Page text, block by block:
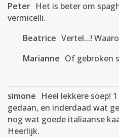
Peter Het is beter om
vermicelli.
Beatrice Vertel...!
Marianne Of gebroken
simone Heel lekkere soep!
gedaan, en inderdaad wat
nog wat goede italiaanse
Heerlijk.